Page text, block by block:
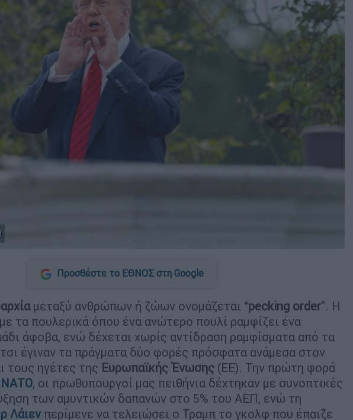
Προσθέστε το ΕΘΝΟΣ στη Google
μεταξύ ανθρώπων ή ζώων ονομάζεται “pecking order”. Η
τα πουλερικά όπου ένα ανώτερο πουλί ραμφίζει ένα
άφοβα, ενώ δέχεται χωρίς αντίδραση ραμφίσματα από τα
έγιναν τα πράγματα δύο φορές πρόσφατα ανάμεσα στον
τους ηγέτες της Ευρωπαϊκής Ένωσης (ΕΕ). Την πρώτη φορά
ΝΑΤΟ, οι πρωθυπουργοί μας πειθήνια δέχτηκαν με συνοπτικές
των αμυντικών δαπανών στο 5% του ΑΕΠ, ενώ τη
Λάιενπερίμενε να τελειώσει ο Τραμπ το γκολφ που έπαιζε